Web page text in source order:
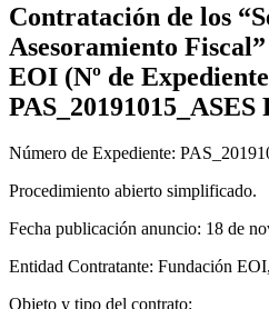
Contratación de los
Asesoramiento
EOI (Nº de
Número de Expediente:
Procedimiento abierto simplificado.
Fecha publicación anuncio: 18 de
Entidad Contratante: Fundación
Objeto y tipo del contrato: